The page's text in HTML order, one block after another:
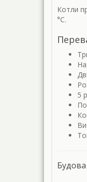
Котли
°С.
5